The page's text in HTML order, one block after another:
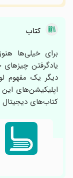
کتاب
برای خیلی‌ها
یادگرفتن
دیگر یک مفهوم
اپلیکیشن‌های این
کتاب‌های دیجیتال